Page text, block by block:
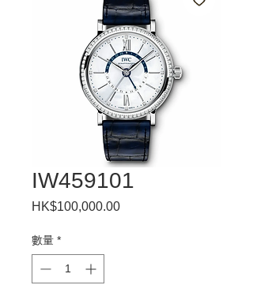
IW459101
HK$100,000.00價
數量 *